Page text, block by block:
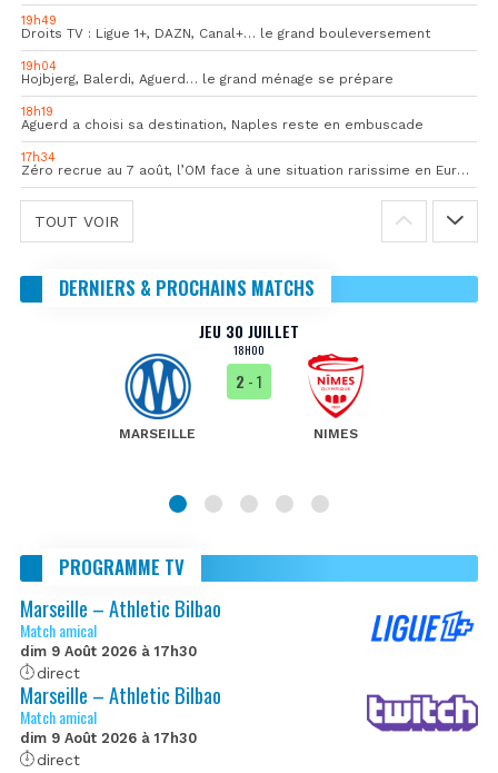
19h49
Droits TV : Ligue 1+, DAZN, Canal+… le grand bouleversement
19h04
Hojbjerg, Balerdi, Aguerd… le grand ménage se prépare
18h19
Aguerd a choisi sa destination, Naples reste en embuscade
17h34
Zéro recrue au 7 août, l’OM face à une situation rarissime en Europe
TOUT VOIR
DERNIERS & PROCHAINS MATCHS
JEU 30 JUILLET
18H00
MARSEILLE
2 - 1
NIMES
PROGRAMME TV
Marseille – Athletic Bilbao
Match amical
dim 9 Août 2026 à 17h30
direct
Marseille – Athletic Bilbao
Match amical
dim 9 Août 2026 à 17h30
direct